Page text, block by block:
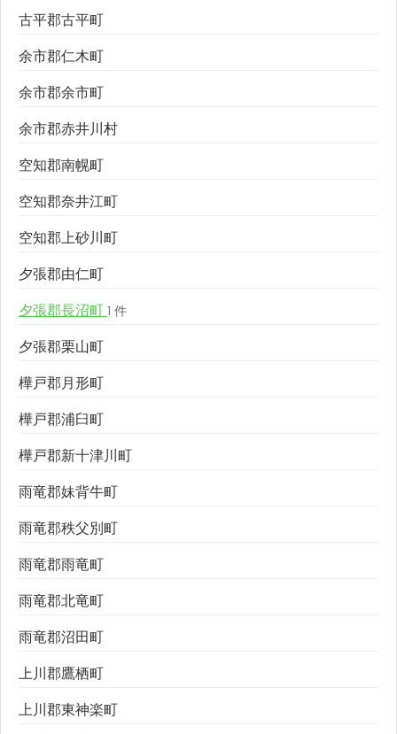
古平郡古平町
余市郡仁木町
余市郡余市町
余市郡赤井川村
空知郡南幌町
空知郡奈井江町
空知郡上砂川町
夕張郡由仁町
夕張郡長沼町 1 件
夕張郡栗山町
樺戸郡月形町
樺戸郡浦臼町
樺戸郡新十津川町
雨竜郡妹背牛町
雨竜郡秩父別町
雨竜郡雨竜町
雨竜郡北竜町
雨竜郡沼田町
上川郡鷹栖町
上川郡東神楽町